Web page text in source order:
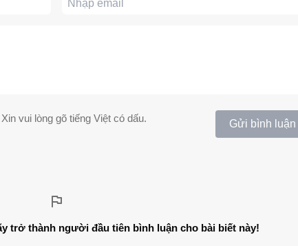
vui lòng gõ tiếng Việt có dấu. Gửi bình luận
trở thành người đầu tiên bình luận cho bài biết này!